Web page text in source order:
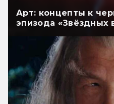
Арт: концепты к
эпизода «Звёздных